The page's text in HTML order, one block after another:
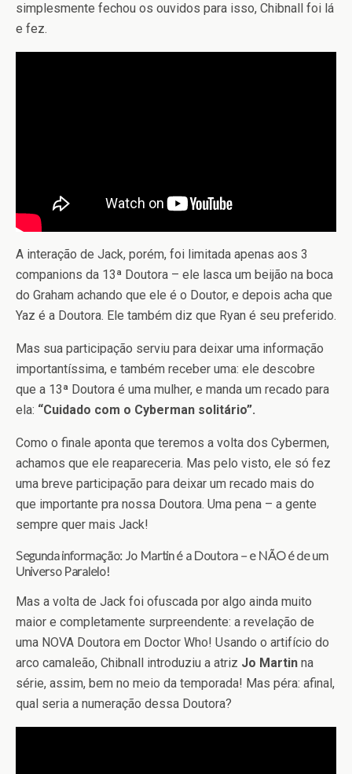
simplesmente fechou os ouvidos para isso, Chibnall foi lá
e fez.
A interação de Jack, porém, foi limitada apenas aos 3
companions da 13ª Doutora – ele lasca um beijão na boca
do Graham achando que ele é o Doutor, e depois acha que
Yaz é a Doutora. Ele também diz que Ryan é seu preferido.
Mas sua participação serviu para deixar uma informação
importantíssima, e também receber uma: ele descobre
que a 13ª Doutora é uma mulher, e manda um recado para
ela: “Cuidado com o Cyberman solitário”.
Como o finale aponta que teremos a volta dos Cybermen,
achamos que ele reapareceria. Mas pelo visto, ele só fez
uma breve participação para deixar um recado mais do
que importante pra nossa Doutora. Uma pena – a gente
sempre quer mais Jack!
Segunda informação: Jo Martin é a Doutora – e NÃO é de um
Universo Paralelo!
Mas a volta de Jack foi ofuscada por algo ainda muito
maior e completamente surpreendente: a revelação de
uma NOVA Doutora em Doctor Who! Usando o artifício do
arco camaleão, Chibnall introduziu a atriz Jo Martin na
série, assim, bem no meio da temporada! Mas péra: afinal,
qual seria a numeração dessa Doutora?